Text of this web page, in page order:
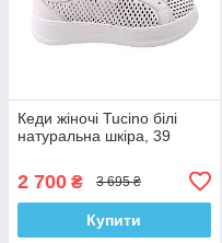
Кеди жіночі Tucino білі
натуральна шкіра, 39
2 700 ₴ 3 695 ₴
Купити